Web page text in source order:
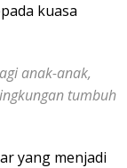
kuasa
anak-anak,
tumbuh
yang menjadi